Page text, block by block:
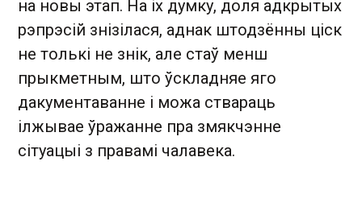
на новы этап. На іх думку, доля адкрытых
рэпрэсій знізілася, аднак штодзённы ціск
не толькі не знік, але стаў менш
прыкметным, што ўскладняе яго
дакументаванне і можа ствараць
ілжывае ўражанне пра змякчэнне
сітуацыі з правамі чалавека.